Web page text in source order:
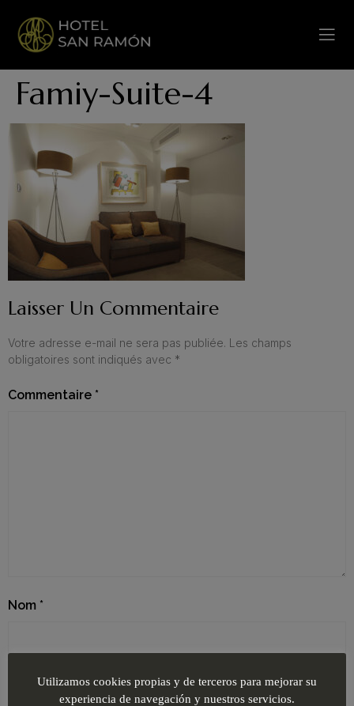
Famiy-Suite-4
Laisser Un Commentaire
Votre adresse e-mail ne sera pas publiée. Les champs
obligatoires sont indiqués avec *
Commentaire *
Nom *
E-mail*
Utilizamos cookies propias y de terceros para mejorar su
experiencia de navegación y nuestros servicios.